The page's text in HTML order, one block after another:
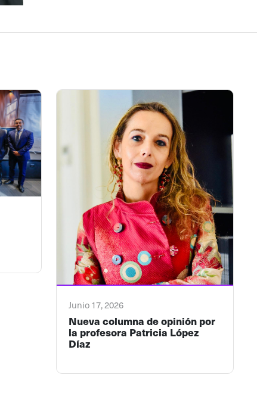
Junio 17, 2026
Nueva columna de opinión por
la profesora Patricia López
Díaz